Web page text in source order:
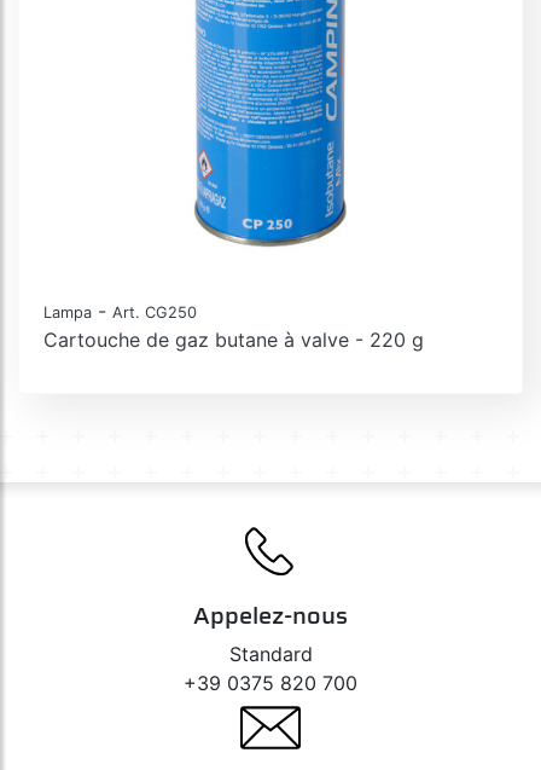
Lampa - Art. CG250
Cartouche de gaz butane à valve - 220 g
Appelez-nous
Standard
+39 0375 820 700